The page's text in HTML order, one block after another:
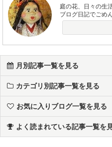
庭の花、日々の生
ブログ日記でごめ
月別記事一覧を見る
カテゴリ別記事一覧を見る
お気に入りブログ一覧を見る
よく読まれている記事一覧を